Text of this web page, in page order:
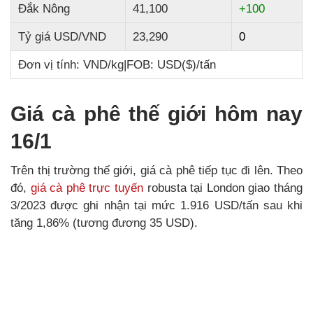
Đắk Nông 41,100 +100
Tỷ giá USD/VND 23,290 0
Đơn vị tính: VND/kg|FOB: USD($)/tấn
Giá cà phê thế giới hôm nay
16/1
Trên thị trường thế giới, giá cà phê tiếp tục đi lên. Theo
đó, giá cà phê trực tuyến robusta tại London giao tháng
3/2023 được ghi nhận tại mức 1.916 USD/tấn sau khi
tăng 1,86% (tương đương 35 USD).